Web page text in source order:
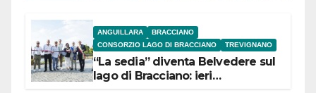
ANGUILLARA
BRACCIANO
CONSORZIO LAGO DI BRACCIANO
TREVIGNANO
“La sedia” diventa Belvedere sul
lago di Bracciano: ieri